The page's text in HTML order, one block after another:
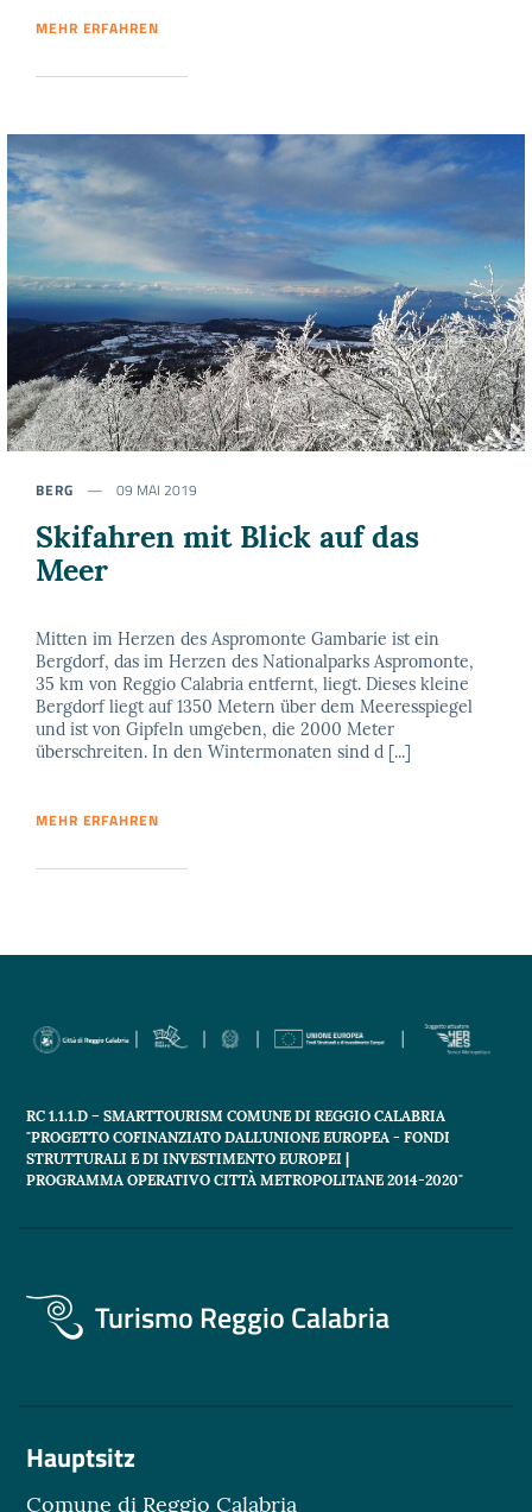
MEHR ERFAHREN
BERG 09 MAI 2019
Skifahren mit Blick auf das
Meer
Mitten im Herzen des Aspromonte Gambarie ist ein
Bergdorf, das im Herzen des Nationalparks Aspromonte,
35 km von Reggio Calabria entfernt, liegt. Dieses kleine
Bergdorf liegt auf 1350 Metern über dem Meeresspiegel
und ist von Gipfeln umgeben, die 2000 Meter
überschreiten. In den Wintermonaten sind d [...]
MEHR ERFAHREN
RC 1.1.1.D – SMARTTOURISM COMUNE DI REGGIO CALABRIA
"PROGETTO COFINANZIATO DALL'UNIONE EUROPEA - FONDI
STRUTTURALI E DI INVESTIMENTO EUROPEI |
PROGRAMMA OPERATIVO CITTÀ METROPOLITANE 2014-2020"
Turismo Reggio Calabria
Hauptsitz
Comune di Reggio Calabria